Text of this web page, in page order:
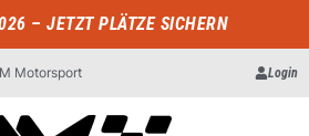
– JETZT PLÄTZE SICHERN
Motorsport Login